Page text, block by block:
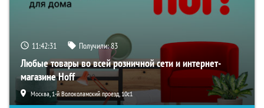
11:42:30 Получили:83
Любые товары во всей розничной сети и интернет-
магазине Hoff
Москва, 1-й Волоколамский проезд, 10с1